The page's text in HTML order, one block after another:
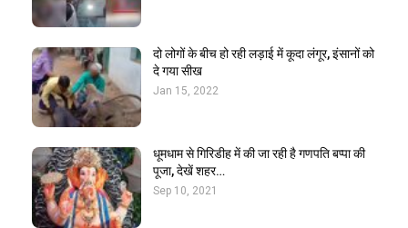
दो लोगों के बीच हो रही लड़ाई में कूदा लंगूर, इंसानों को
दे गया सीख
Jan 15, 2022
धूमधाम से गिरिडीह में की जा रही है गणपति बप्पा की
पूजा, देखें शहर…
Sep 10, 2021